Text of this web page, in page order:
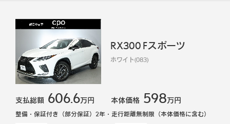
RX300 Fスポーツ
ホワイト(083)
支払総額 606.6万円 本体価格 598万円
整備・保証付き（部分保証）2年・走行距離無制限（本体価格に含む）